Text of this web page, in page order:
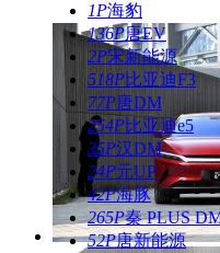
1P海豹
136P唐EV
2P宋新能源
518P比亚迪F3
77P唐DM
254P比亚迪e5
35P汉DM
24P元UP
42P海豚
265P秦 PLUS
52P唐新能源